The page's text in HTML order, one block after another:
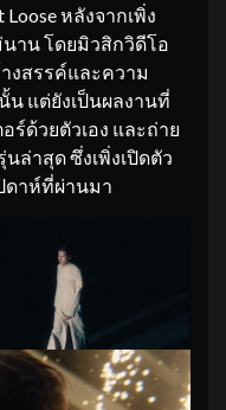
หลังจากเพิ่ง
าน โดยมิวสิกวิดีโอ
งสรรค์และความ
น แต่ยังเป็นผลงานที่
ร์ด้วยตัวเอง และถ่าย
ล่าสุด ซึ่งเพิ่งเปิดตัว
ดาห์ที่ผ่านมา